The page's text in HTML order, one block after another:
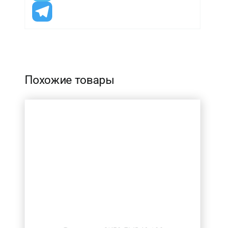
Похожие товары